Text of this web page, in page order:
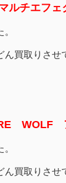
チエフェ
買取りさせ
WOLF ア
買取りさせ